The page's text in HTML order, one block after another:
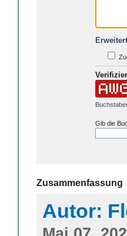
Gib die
Zusammenfassung
Autor: